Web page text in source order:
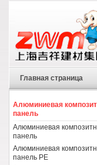
Главная страница
Алюминиевая
панель
Алюминиевая
панель
Алюминиевая
панель PE